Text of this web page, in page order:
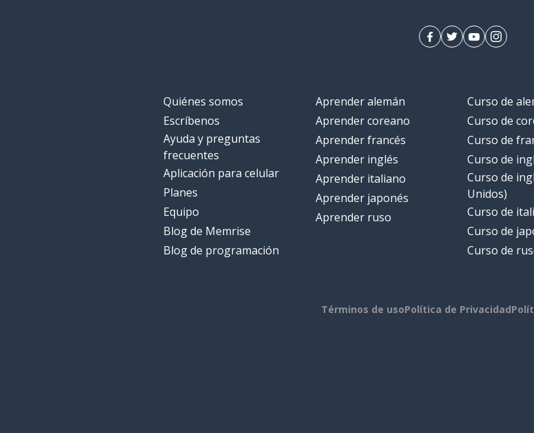
Quiénes somos
Escríbenos
Ayuda y preguntas
frecuentes
Aplicación para celular
Planes
Equipo
Blog de Memrise
Blog de programación
Aprender alemán
Aprender coreano
Aprender francés
Aprender inglés
Aprender italiano
Aprender japonés
Aprender ruso
Curso de
Curso de
Curso de
Curso de
Curso de
Unidos)
Curso de
Curso de
Curso de
Términos de usoPolítica de Privacidad